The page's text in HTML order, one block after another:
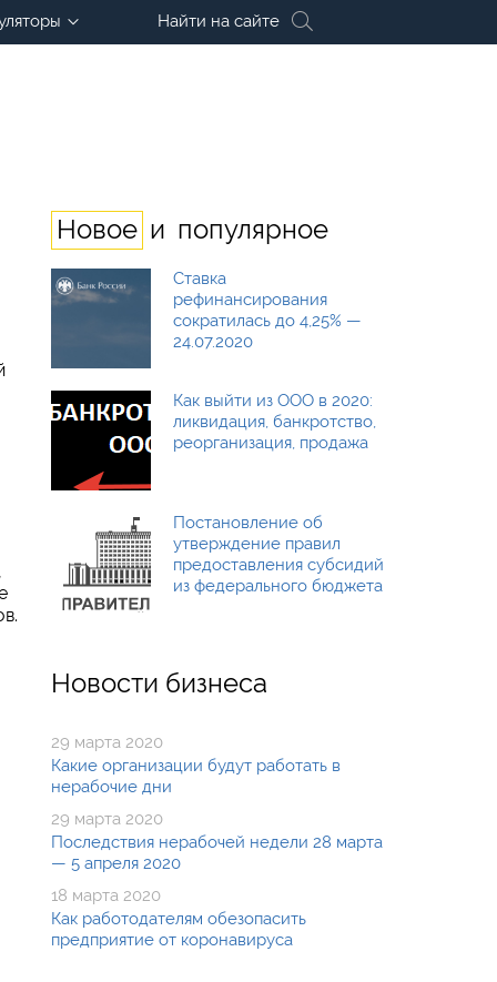
Найти на сайте
Новое и популярное
Ставка
рефинансирования
сократилась до 4,25% —
24.07.2020
Как выйти из ООО в 2020:
ликвидация, банкротство,
реорганизация, продажа
Постановление об
утверждение правил
предоставления субсидий
из федерального бюджета
Новости бизнеса
29 марта 2020
Какие организации будут работать в
нерабочие дни
29 марта 2020
Последствия нерабочей недели 28 марта
— 5 апреля 2020
18 марта 2020
Как работодателям обезопасить
предприятие от коронавируса